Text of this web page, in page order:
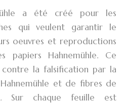
a été créé pour les
qui veulent garantir le
oeuvres et reproductions
Hahnemühle. Ce
la falsification par la
et de fibres de
Sur chaque feuille est